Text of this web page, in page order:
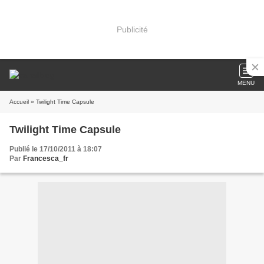
Publicité
MENU
Accueil » Twilight Time Capsule
Twilight Time Capsule
Publié le 17/10/2011 à 18:07
Par Francesca_fr